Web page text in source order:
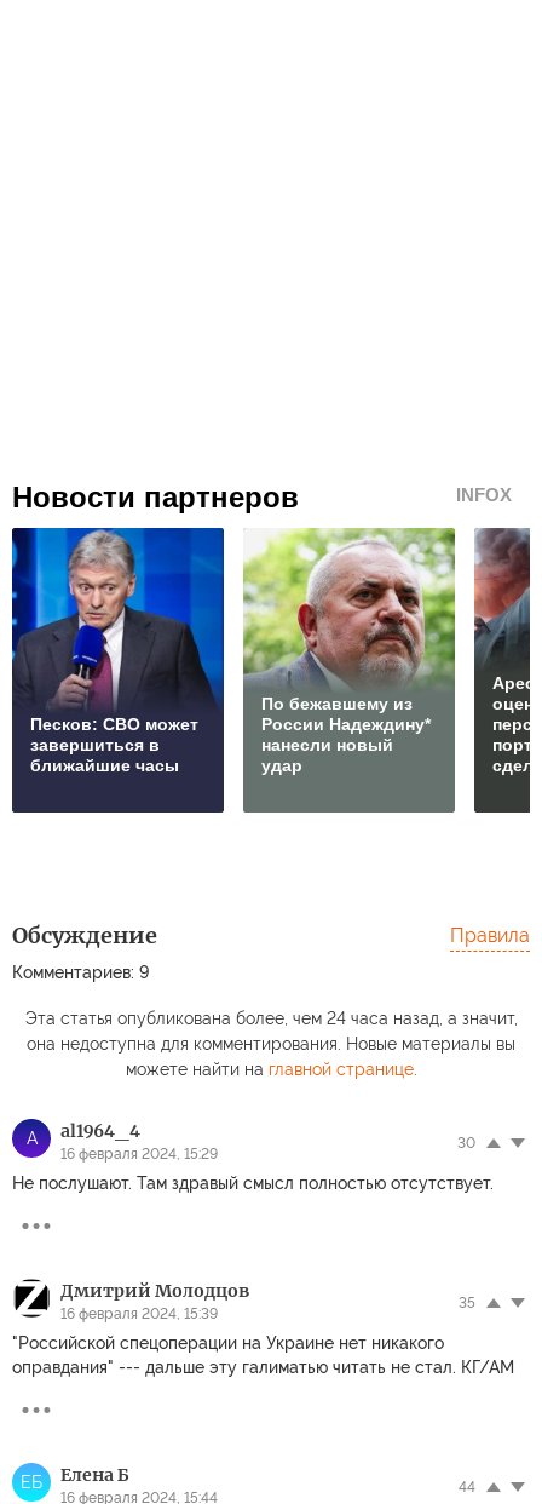
Новости партнеров INFOX
Песков: СВО может
завершиться в
ближайшие часы
По бежавшему из
России Надеждину*
нанесли новый
удар
Обсуждение
Комментариев: 9
Правила
Эта статья опубликована более, чем 24 часа назад, а значит,
она недоступна для комментирования. Новые материалы вы
можете найти на главной странице.
A al1964_4
16 февраля 2024, 15:29
30
Не послушают. Там здравый смысл полностью отсутствует.
Дмитрий Молодцов
16 февраля 2024, 15:39
35
"Российской спецоперации на Украине нет никакого
оправдания" --- дальше эту галиматью читать не стал. КГ/АМ
ЕБ Елена Б
16 февраля 2024, 15:44
44